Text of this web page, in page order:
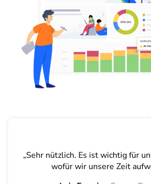
„Sehr nützlich. Es ist wichtig für
wofür wir unsere Zeit